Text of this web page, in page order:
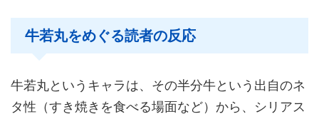
牛若丸をめぐる読者の反応
牛若丸というキャラは、その半分牛という出自のネ
タ性（すき焼きを食べる場面など）から、シリアス